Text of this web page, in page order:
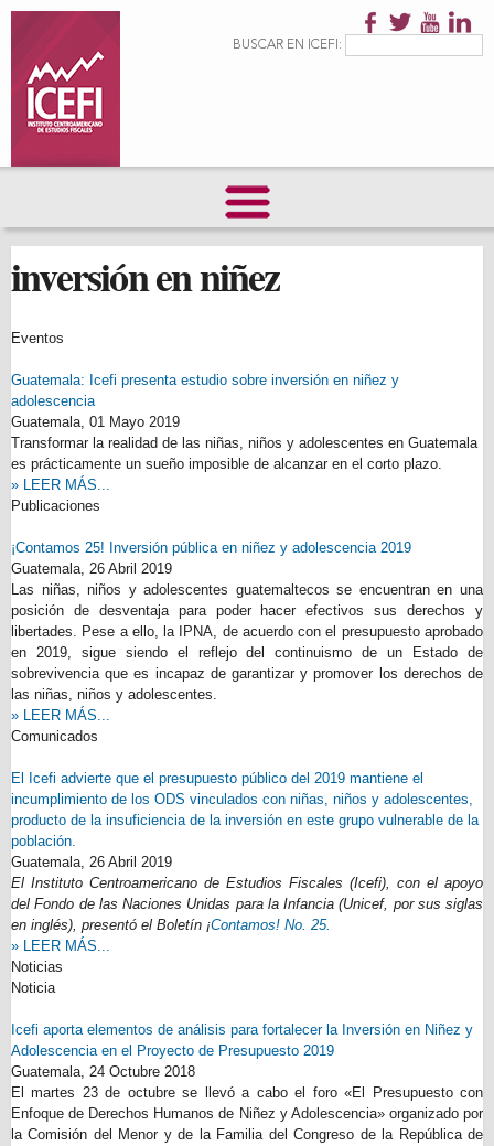
principalFormulario de
BUSCAR EN ICEFI:
inversión en niñez
Eventos
Guatemala: Icefi presenta estudio sobre inversión en niñez y
adolescencia
Guatemala, 01 Mayo 2019
Transformar la realidad de las niñas, niños y adolescentes en Guatemala
es prácticamente un sueño imposible de alcanzar en el corto plazo.
» LEER MÁS...
Publicaciones
¡Contamos 25! Inversión pública en niñez y adolescencia 2019
Guatemala, 26 Abril 2019
Las niñas, niños y adolescentes guatemaltecos se encuentran en una
posición de desventaja para poder hacer efectivos sus derechos y
libertades. Pese a ello, la IPNA, de acuerdo con el presupuesto aprobado
en 2019, sigue siendo el reflejo del continuismo de un Estado de
sobrevivencia que es incapaz de garantizar y promover los derechos de
las niñas, niños y adolescentes.
» LEER MÁS...
Comunicados
El Icefi advierte que el presupuesto público del 2019 mantiene el
incumplimiento de los ODS vinculados con niñas, niños y adolescentes,
producto de la insuficiencia de la inversión en este grupo vulnerable de la
población.
Guatemala, 26 Abril 2019
El Instituto Centroamericano de Estudios Fiscales (Icefi), con el apoyo
del Fondo de las Naciones Unidas para la Infancia (Unicef, por sus siglas
en inglés), presentó el Boletín ¡Contamos! No. 25.
» LEER MÁS...
Noticias
Noticia
Icefi aporta elementos de análisis para fortalecer la Inversión en Niñez y
Adolescencia en el Proyecto de Presupuesto 2019
Guatemala, 24 Octubre 2018
El martes 23 de octubre se llevó a cabo el foro «El Presupuesto con
Enfoque de Derechos Humanos de Niñez y Adolescencia» organizado por
la Comisión del Menor y de la Familia del Congreso de la República de